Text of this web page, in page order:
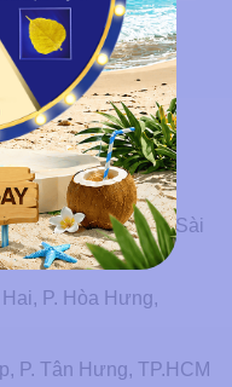
Bỉnh Khiêm, P. Sài
P. Hòa Hưng,
P. Tân Hưng, TP.HCM